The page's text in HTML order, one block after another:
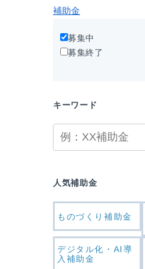
補助金
募集中
募集終了
キーワード
人気補助金
ものづくり補助金
デジタル化・AI導
入補助金